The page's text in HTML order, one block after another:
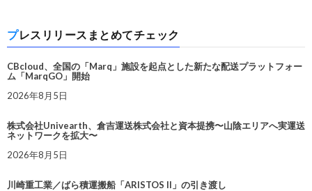
プレスリリースまとめてチェック
CBcloud、全国の「Marq」施設を起点とした新たな配送プラットフォー
ム「MarqGO」開始
2026年8月5日
株式会社Univearth、倉吉運送株式会社と資本提携〜山陰エリアへ実運送
ネットワークを拡大〜
2026年8月5日
川崎重工業／ばら積運搬船「ARISTOS II」の引き渡し